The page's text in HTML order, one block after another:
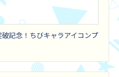
記念！ちびキャラアイコンプ